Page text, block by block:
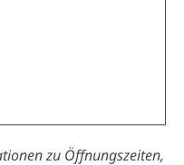
zu Öffnungszeiten,